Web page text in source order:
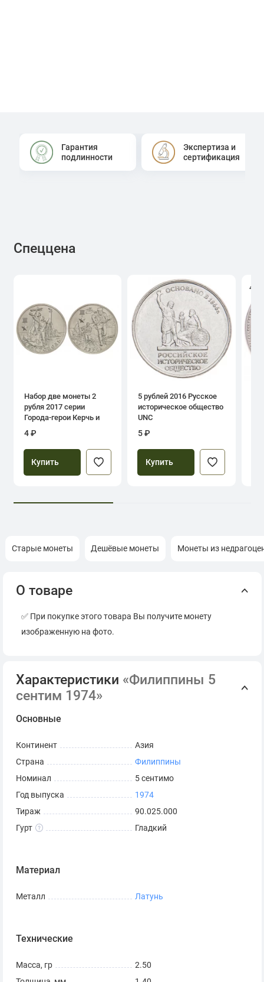
Гарантия
подлинности
Экспертиза и
сертификация
Спеццена
Набор две монеты 2
рубля 2017 серии
Города-герои Керчь и
4 ₽
Купить
5 рублей 2016 Русское
историческое общество
UNC
5 ₽
Купить
4.0
Старые монеты Дешёвые монеты Монеты из
О товаре
✅ При покупке этого товара Вы получите монету
изображенную на фото.
Характеристики «Филиппины 5
сентим 1974»
Основные
Континент
Азия
Страна
Филиппины
Номинал
5 сентимо
Год выпуска
1974
Тираж
90.025.000
Гурт
Гладкий
Материал
Металл Латунь
Технические
Масса, гр
2.50